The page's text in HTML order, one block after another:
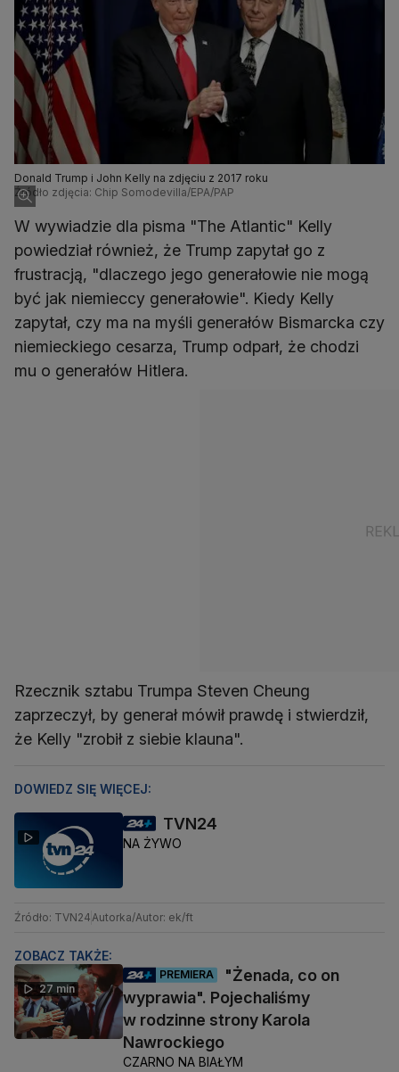
Donald Trump i John Kelly na zdjęciu z 2017 roku
Źródło zdjęcia: Chip Somodevilla/EPA/PAP
W wywiadzie dla pisma "The Atlantic" Kelly
powiedział również, że Trump zapytał go z
frustracją, "dlaczego jego generałowie nie mogą
być jak niemieccy generałowie". Kiedy Kelly
zapytał, czy ma na myśli generałów Bismarcka czy
niemieckiego cesarza, Trump odparł, że chodzi
mu o generałów Hitlera.
Rzecznik sztabu Trumpa Steven Cheung
zaprzeczył, by generał mówił prawdę i stwierdził,
że Kelly "zrobił z siebie klauna".
DOWIEDZ SIĘ WIĘCEJ:
TVN24
NA ŻYWO
Źródło: TVN24 Autorka/Autor: ek/ft
ZOBACZ TAKŻE:
27 min
PREMIERA
"Żenada, co on
wyprawia". Pojechaliśmy
w rodzinne strony Karola
Nawrockiego
CZARNO NA BIAŁYM